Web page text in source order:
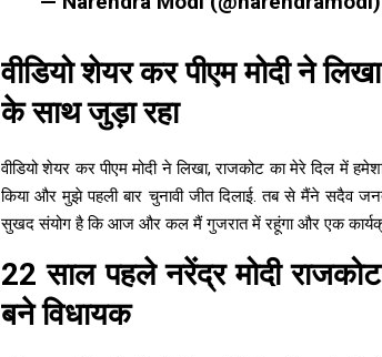
वीडियो शेयर कर पीएम मोदी ने
के साथ जुड़ा रहा
वीडियो शेयर कर पीएम मोदी ने लिखा, राजकोट का मेरे दिल में
किया और मुझे पहली बार चुनावी जीत दिलाई. तब से मैंने सदैव
सुखद संयोग है कि आज और कल मैं गुजरात में रहूंगा और एक
22 साल पहले नरेंद्र मोदी
बने विधायक